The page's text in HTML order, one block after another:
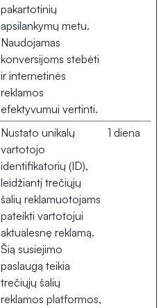
pakartotinių
apsilankymų metu.
Naudojamas
konversijoms stebėti
ir internetinės
reklamos
efektyvumui vertinti.
Nustato unikalų
vartotojo
identifikatorių (ID),
leidžiantį trečiųjų
šalių reklamuotojams
pateikti vartotojui
aktualesnę reklamą.
Šią susiejimo
paslaugą teikia
trečiųjų šalių
reklamos platformos,
1 diena